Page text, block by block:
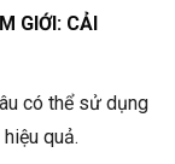
GIỚI: CẢI
có thể sử dụng
quả.